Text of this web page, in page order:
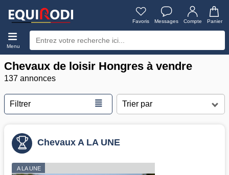
Favoris Messages Compte Panier
Menu
Chevaux de loisir Hongres à vendre
137 annonces
Filtrer ≣
Chevaux A LA UNE
A LA UNE